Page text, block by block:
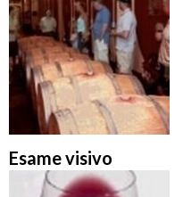
Esame visivo